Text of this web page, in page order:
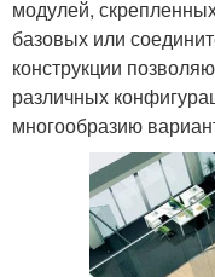
модулей,
базовых или
конструкции
различных
многообразию